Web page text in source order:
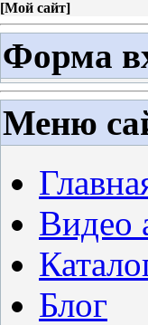
[Мой сайт]
Форма
Меню
Видео
Блог